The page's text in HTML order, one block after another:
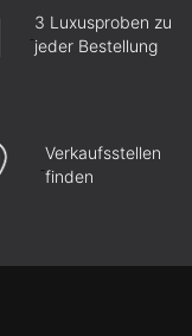
3 Luxusproben zu
jeder Bestellung
Verkaufsstellen
finden